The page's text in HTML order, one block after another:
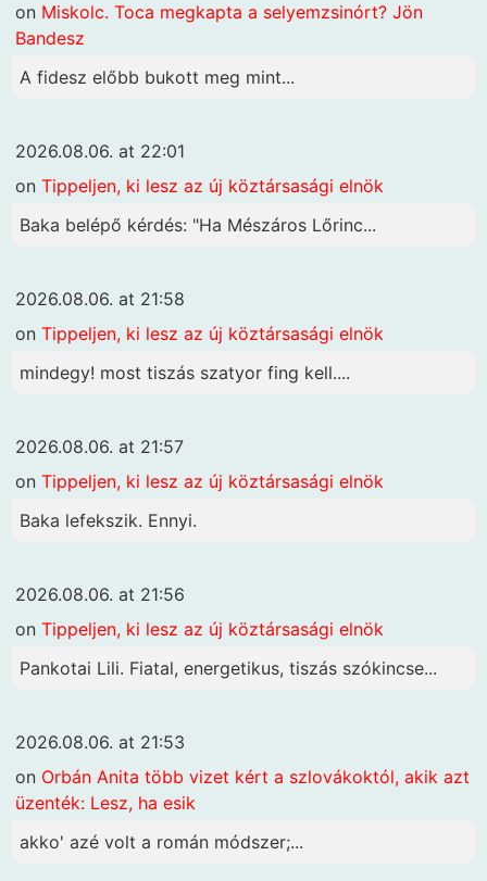
on Miskolc. Toca megkapta a selyemzsinórt? Jön
Bandesz
A fidesz előbb bukott meg mint...
2026.08.06. at 22:01
on Tippeljen, ki lesz az új köztársasági elnök
Baka belépő kérdés: "Ha Mészáros Lőrinc...
2026.08.06. at 21:58
on Tippeljen, ki lesz az új köztársasági elnök
mindegy! most tiszás szatyor fing kell....
2026.08.06. at 21:57
on Tippeljen, ki lesz az új köztársasági elnök
Baka lefekszik. Ennyi.
2026.08.06. at 21:56
on Tippeljen, ki lesz az új köztársasági elnök
Pankotai Lili. Fiatal, energetikus, tiszás szókincse...
2026.08.06. at 21:53
on Orbán Anita több vizet kért a szlovákoktól, akik azt
üzenték: Lesz, ha esik
akko' azé volt a román módszer;...